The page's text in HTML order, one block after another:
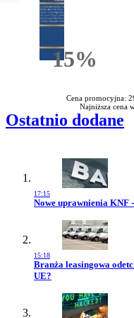
15%Rabatu
Cena promocyjna:
Najniższa cena
Ostatnio dodane
17:15
Przejdź do artykułu:
Nowe uprawnienia KNF
15:18
Przejdź do artykułu:
Branża leasingowa
UE?